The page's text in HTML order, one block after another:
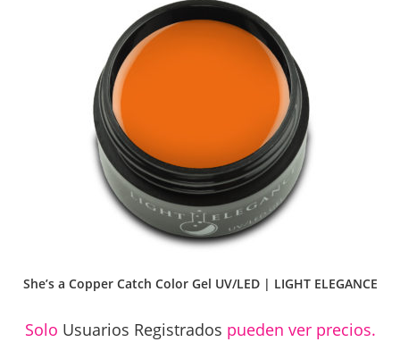
She’s a Copper Catch Color Gel UV/LED | LIGHT ELEGANCE
Solo Usuarios Registrados pueden ver precios.